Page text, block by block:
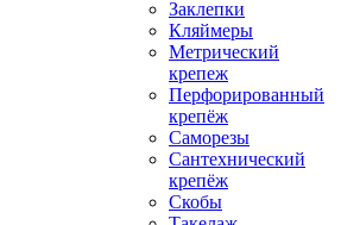
Заклепки
Кляймеры
Метрический
крепеж
Перфорированный
крепёж
Саморезы
Сантехнический
крепёж
Скобы